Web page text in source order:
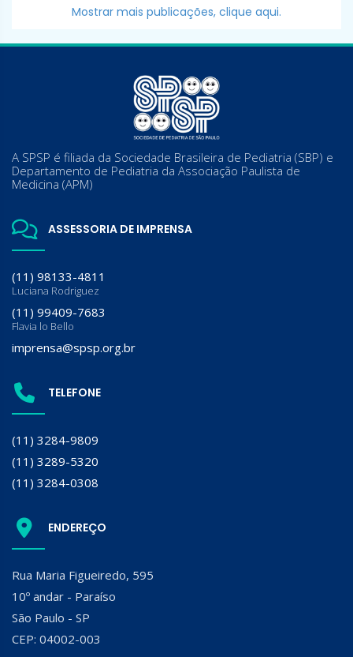
Mostrar mais publicações, clique aqui.
A SPSP é filiada da Sociedade Brasileira de Pediatria (SBP) e
Departamento de Pediatria da Associação Paulista de
Medicina (APM)
ASSESSORIA DE IMPRENSA
(11) 98133-4811
Luciana Rodriguez
(11) 99409-7683
Flavia lo Bello
imprensa@spsp.org.br
TELEFONE
(11) 3284-9809
(11) 3289-5320
(11) 3284-0308
ENDEREÇO
Rua Maria Figueiredo, 595
10º andar - Paraíso
São Paulo - SP
CEP: 04002-003